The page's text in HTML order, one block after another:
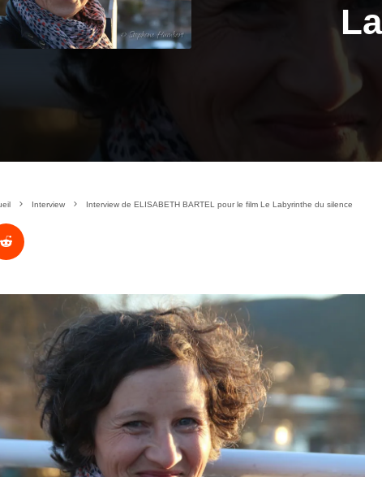
Interview Interview de ELISABETH BARTEL pour le film Le Labyrinthe du silence